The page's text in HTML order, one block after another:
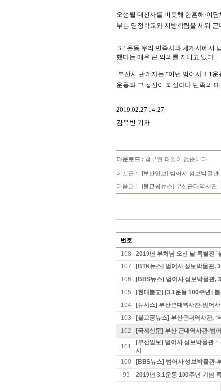
오성월 대선사를 비롯해 한혼해·이
부는 명정학교와 지방학림을 세워
3·1운동 우리 민족사와 세계사에서
했다는 매우 큰 의의를 지니고 있다.
부산시 관계자는 "이번 범어사 3·1
운동과 그 정신이 되살아나 민족의
2019.02.27 14:27
김옥빈 기자
다운로드 : 첨부된 파일이 없습니다.
이전글 :
[부산일보] 범어사 성보박물
다음글 :
[불교공뉴스] 부산근대역사관,
번호
108
2019년 부처님 오신 날 특별전 '
107
[BTN뉴스] 범어사 성보박물관,
106
[BBS뉴스] 범어사 성보박물관,
105
[현대불교] [3.1운동 100주년]
104
[뉴시스] 부산근대역사관-범어
103
[불교공뉴스] 부산근대역사관, ‘
102
[국제신문] 부산 근대역사관-범
101
[부산일보] 범어사 성보박물관
시
100
[BBS뉴스] 범어사 성보박물관-
99
2019년 3.1운동 100주년 기념